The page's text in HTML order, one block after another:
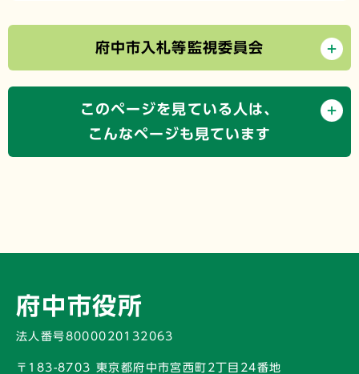
府中市入札等監視委員会
このページを見ている人は、
こんなページも見ています
府中市役所
法人番号8000020132063
〒183-8703 東京都府中市宮西町2丁目24番地